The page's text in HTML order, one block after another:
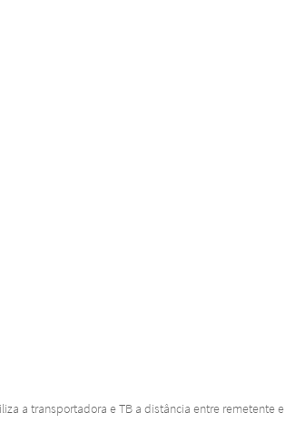
a transportadora e TB a distância entre remetente e